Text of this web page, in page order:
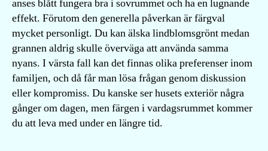
anses blått fungera bra i sovrummet och ha en lugnande
effekt. Förutom den generella påverkan är färgval
mycket personligt. Du kan älska lindblomsgrönt medan
grannen aldrig skulle överväga att använda samma
nyans. I värsta fall kan det finnas olika preferenser inom
familjen, och då får man lösa frågan genom diskussion
eller kompromiss. Du kanske ser husets exteriör några
gånger om dagen, men färgen i vardagsrummet kommer
du att leva med under en längre tid.